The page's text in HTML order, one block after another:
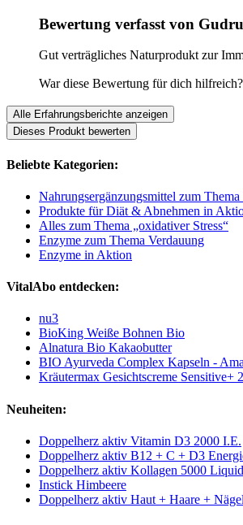
Bewertung verfasst von
Gut verträgliches Naturprodukt zur
War diese Bewertung für dich hilfreich?
Alle Erfahrungsberichte anzeigen
Dieses Produkt bewerten
Beliebte Kategorien:
Nahrungsergänzungsmittel zum
Produkte für Diät & Abnehmen in
Alles zum Thema „oxidativer Stress“
Enzyme zum Thema Verdauung
Enzyme in Aktion
VitalAbo entdecken:
nu3
BioKing Weiße Bohnen Bio
Alnatura Bio Kakaobutter
BIO Ayurveda Complex Kapseln -
Kräutermax Gesichtscreme Sensitive+
Neuheiten:
Doppelherz aktiv Vitamin D3 2000 I.E.
Doppelherz aktiv B12 + C + D3
Doppelherz aktiv Kollagen 5000 Liquid
Instick Himbeere
Doppelherz aktiv Haut + Haare +